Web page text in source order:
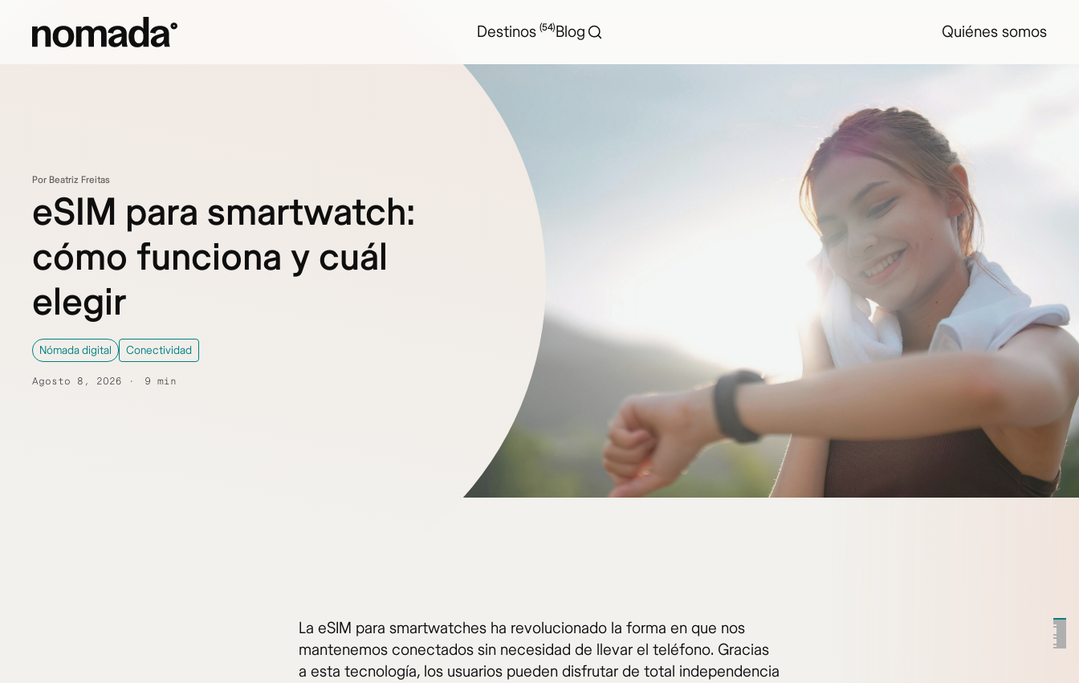
Destinos (54)Blog Quiénes somos
Por Beatriz Freitas
eSIM para smartwatch:
cómo funciona y cuál
elegir
Nómada digital Conectividad
Agosto 8, 2026 9 min
La eSIM para smartwatches ha revolucionado la forma en que nos
mantenemos conectados sin necesidad de llevar el teléfono. Gracias
a esta tecnología, los usuarios pueden disfrutar de total independencia